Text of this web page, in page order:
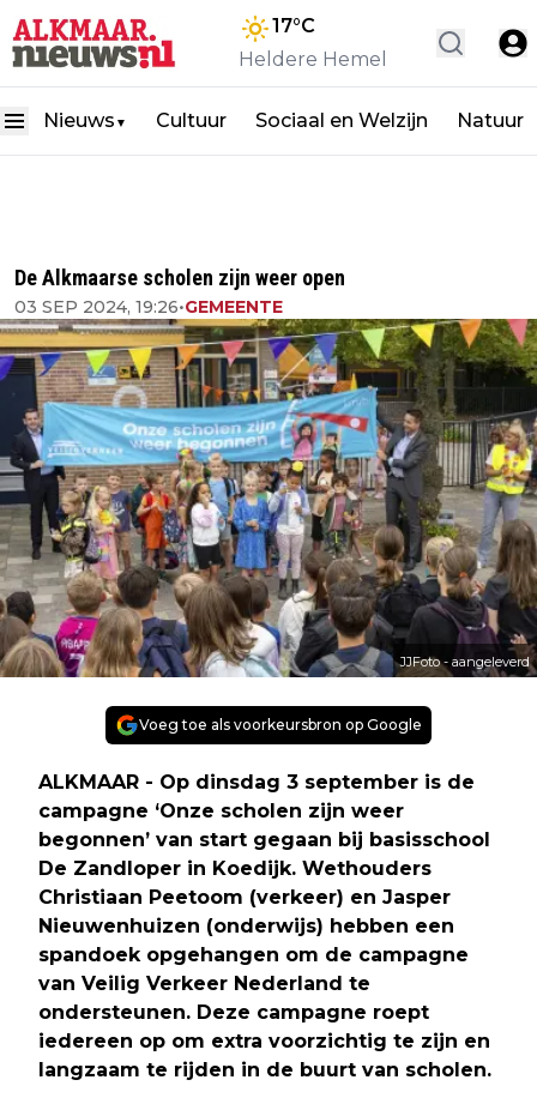
17°C
Heldere Hemel
Nieuws ▼ Cultuur Sociaal en Welzijn Natuur
De Alkmaarse scholen zijn weer open
03 SEP 2024, 19:26•GEMEENTE
JJFoto - aangeleverd
Voeg toe als voorkeursbron op Google
ALKMAAR - Op dinsdag 3 september is de
campagne ‘Onze scholen zijn weer
begonnen’ van start gegaan bij basisschool
De Zandloper in Koedijk. Wethouders
Christiaan Peetoom (verkeer) en Jasper
Nieuwenhuizen (onderwijs) hebben een
spandoek opgehangen om de campagne
van Veilig Verkeer Nederland te
ondersteunen. Deze campagne roept
iedereen op om extra voorzichtig te zijn en
langzaam te rijden in de buurt van scholen.